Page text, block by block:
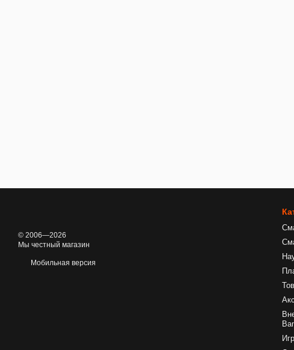
© 2006—2026
Мы честный магазин
Мобильная версия